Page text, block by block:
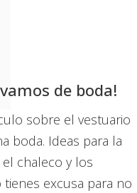
de boda!
sobre el vestuario
boda. Ideas para la
chaleco y los
tienes excusa para no